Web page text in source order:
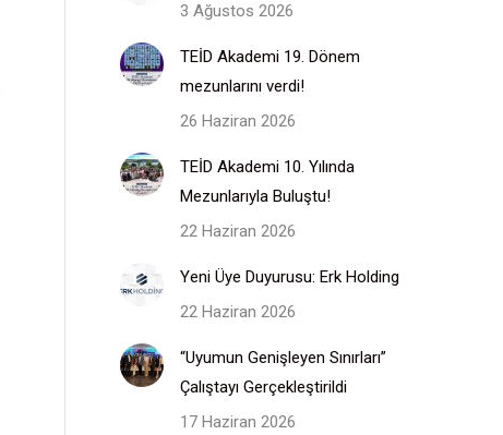
3 Ağustos 2026
TEİD Akademi 19. Dönem
mezunlarını verdi!
26 Haziran 2026
TEİD Akademi 10. Yılında
Mezunlarıyla Buluştu!
22 Haziran 2026
Yeni Üye Duyurusu: Erk Holding
22 Haziran 2026
“Uyumun Genişleyen Sınırları”
Çalıştayı Gerçekleştirildi
17 Haziran 2026